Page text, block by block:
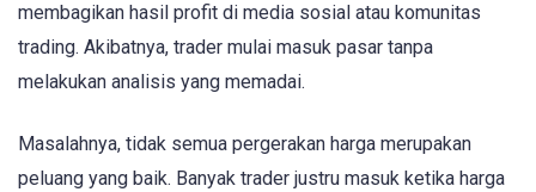
membagikan hasil profit di media sosial atau komunitas
trading. Akibatnya, trader mulai masuk pasar tanpa
melakukan analisis yang memadai.
Masalahnya, tidak semua pergerakan harga merupakan
peluang yang baik. Banyak trader justru masuk ketika harga